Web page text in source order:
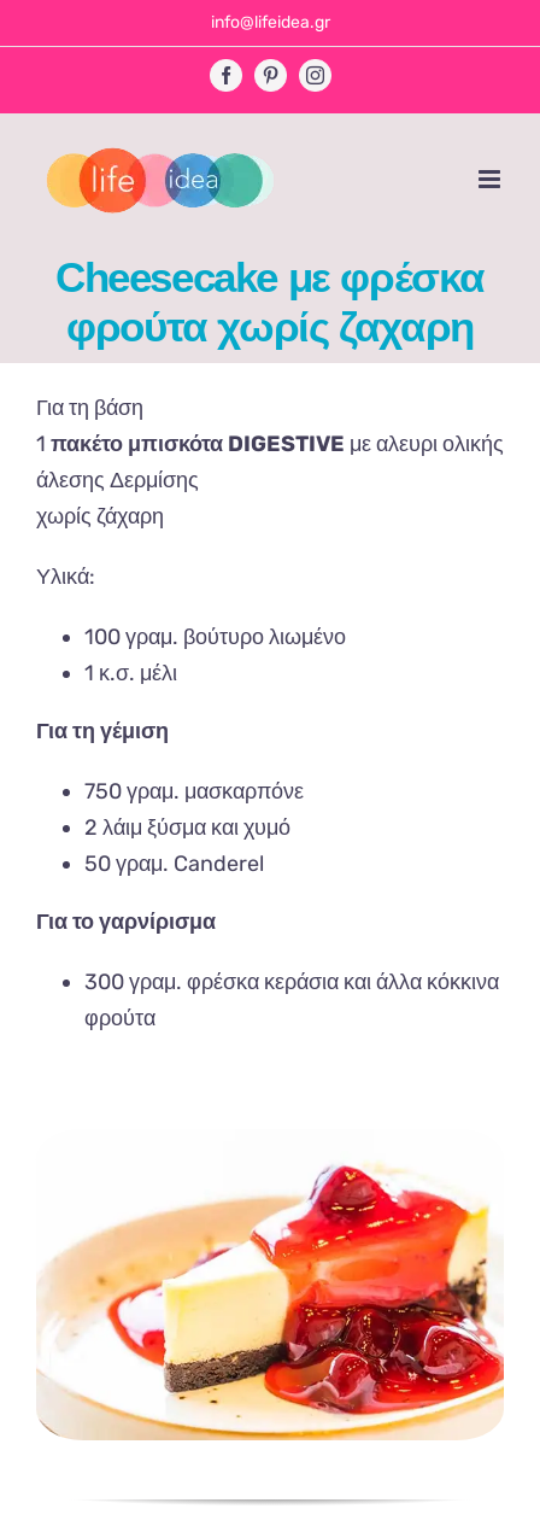
to
info@lifeidea.gr
FacebookPinterestInstagram
Cheesecake με φρέσκα
φρούτα χωρίς ζαχαρη
Για τη βάση
1 πακέτο μπισκότα DIGESTIVE με αλευρι ολικής
άλεσης Δερμίσης
χωρίς ζάχαρη
Υλικά:
100 γραμ. βούτυρο λιωμένο
1 κ.σ. μέλι
Για τη γέμιση
750 γραμ. μασκαρπόνε
2 λάιμ ξύσμα και χυμό
50 γραμ. Canderel
Για το γαρνίρισμα
300 γραμ. φρέσκα κεράσια και άλλα κόκκινα
φρούτα